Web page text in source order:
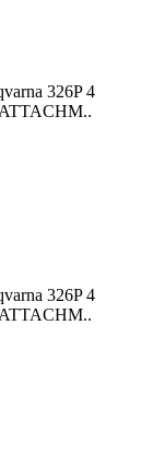
326P 4
326P 4